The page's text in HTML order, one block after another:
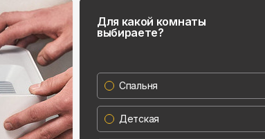
Для какой комнаты
выбираете?
Спальня
Детская